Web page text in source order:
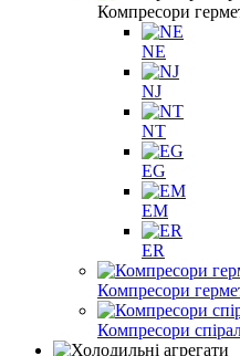
Компресори
NE
NJ
NT
EG
EM
ER
Компресори
Компресори